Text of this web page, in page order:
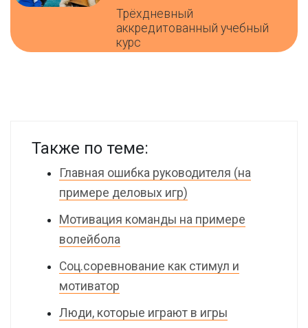
Трёхдневный
аккредитованный учебный
курс
Также по теме:
Главная ошибка руководителя (на
примере деловых игр)
Мотивация команды на примере
волейбола
Соц.соревнование как стимул и
мотиватор
Люди, которые играют в игры